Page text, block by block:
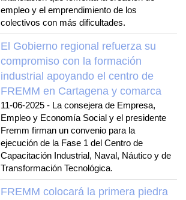
empleo y el emprendimiento de los
colectivos con más dificultades.
El Gobierno regional refuerza su
compromiso con la formación
industrial apoyando el centro de
FREMM en Cartagena y comarca
11-06-2025 - La consejera de Empresa,
Empleo y Economía Social y el presidente
Fremm firman un convenio para la
ejecución de la Fase 1 del Centro de
Capacitación Industrial, Naval, Náutico y de
Transformación Tecnológica.
FREMM colocará la primera piedra